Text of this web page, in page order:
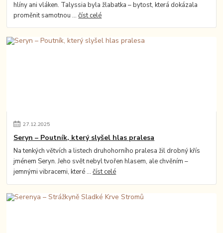
hlíny ani vláken. Talyssia byla žlabatka – bytost, která dokázala
proměnit samotnou ...číst celé
27.12.2025
Seryn – Poutník, který slyšel hlas pralesa
Na tenkých větvích a listech druhohorního pralesa žil drobný křís
jménem Seryn. Jeho svět nebyl tvořen hlasem, ale chvěním –
jemnými vibracemi, které ...číst celé